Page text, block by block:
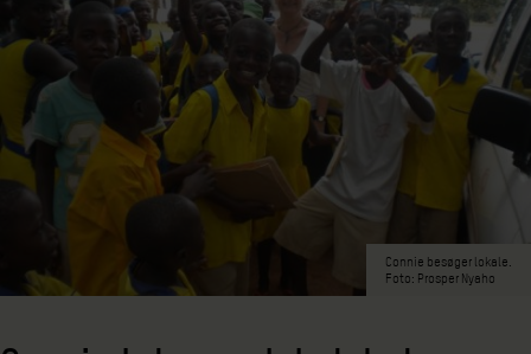
Connie besøger lokale.
Foto: Prosper Nyaho